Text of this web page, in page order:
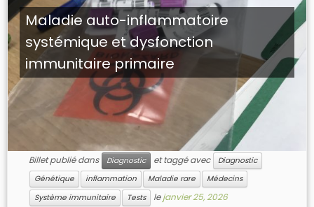
Maladie auto-inflammatoire
systémique et dysfonction
immunitaire primaire
Billet publié dans Diagnostic et taggé avec
Diagnostic
Génétique
inflammation Maladie rare
Médecins
Système immunitaire
Tests lejanvier 25, 2026